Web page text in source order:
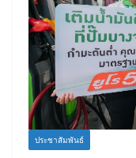
ประชาสัมพันธ์